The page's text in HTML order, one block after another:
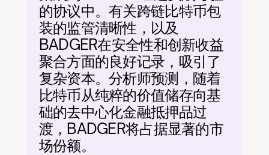
的协议中。有关跨链比特币包
装的监管清晰性，以及
BADGER在安全性和创新收益
聚合方面的良好记录，吸引了
复杂资本。分析师预测，随着
比特币从纯粹的价值储存向基
础的去中心化金融抵押品过
渡，BADGER将占据显著的市
场份额。